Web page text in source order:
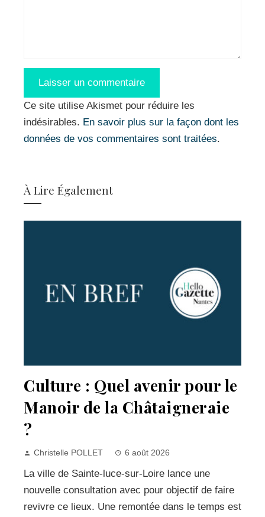
Ce site utilise Akismet pour réduire les
indésirables. En savoir plus sur la façon dont les
données de vos commentaires sont traitées.
À Lire Également
Culture : Quel avenir pour le
Manoir de la Châtaigneraie
?
Christelle POLLET 6 août 2026
La ville de Sainte-luce-sur-Loire lance une
nouvelle consultation avec pour objectif de faire
revivre ce lieux. Une remontée dans le temps est